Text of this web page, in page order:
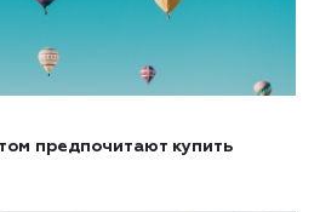
предпочитают купить